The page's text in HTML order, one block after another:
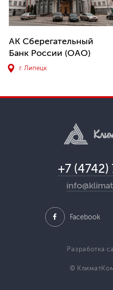
АК Сберегательный
Банк России (ОАО)
г. Липецк
+7
Facebook
Разработка
©